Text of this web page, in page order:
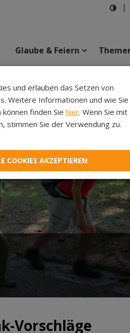
Glaube & Feiern
Vorschläge
und erlauben das Setzen von
Weitere Informationen und wie Sie
finden Sie hier. Wenn Sie
stimmen Sie der Verwendung zu.
COOKIES AKZEPTIEREN